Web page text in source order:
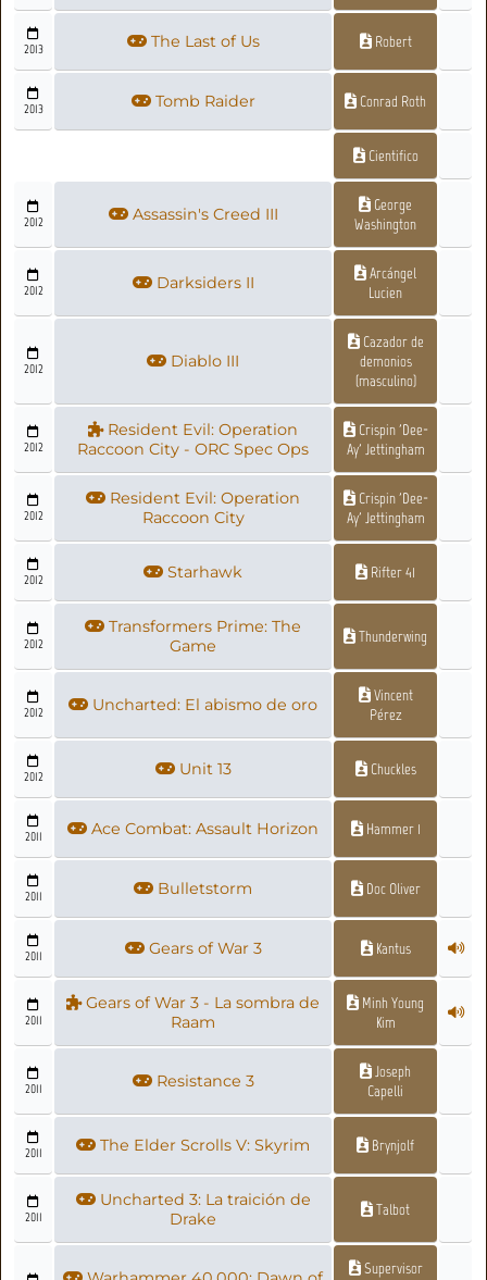
2013 The Last of Us Robert
2013 Tomb Raider Conrad Roth
Cientifico
2012 Assassin's Creed III
George
Washington
2012 Darksiders II
Arcángel
Lucien
2012 Diablo III
Cazador de
demonios
(masculino)
2012
Resident Evil: Operation
Raccoon City - ORC Spec Ops
Crispin 'Dee-
Ay' Jettingham
2012
Resident Evil: Operation
Raccoon City
Crispin 'Dee-
Ay' Jettingham
2012 Starhawk Rifter 41
2012
Transformers Prime: The
Game
Thunderwing
2012 Uncharted: El abismo de oro
Vincent
Pérez
2012 Unit 13 Chuckles
2011 Ace Combat: Assault Horizon Hammer 1
2011 Bulletstorm Doc Oliver
2011 Gears of War 3 Kantus
2011
Gears of War 3 - La sombra de
Raam
Minh Young
Kim
2011 Resistance 3
Joseph
Capelli
2011 The Elder Scrolls V: Skyrim Brynjolf
2011
Uncharted 3: La traición de
Drake
Talbot
Supervisor